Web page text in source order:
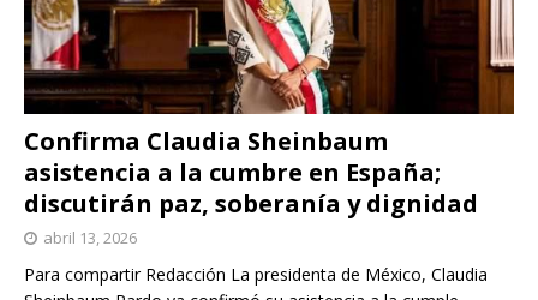
Confirma Claudia Sheinbaum
asistencia a la cumbre en España;
discutirán paz, soberanía y dignidad
abril 13, 2026
Para compartir Redacción La presidenta de México, Claudia